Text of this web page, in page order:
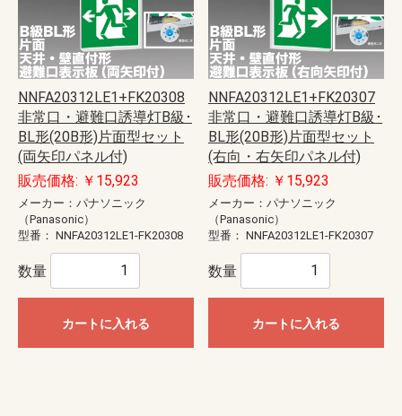
NNFA20312LE1+FK20308
非常口・避難口誘導灯B級･
BL形(20B形)片面型セット
(両矢印パネル付)
販売価格: ￥15,923
メーカー：パナソニック
（Panasonic）
型番： NNFA20312LE1-FK20308
数量
カートに入れる
NNFA20312LE1+FK20307
非常口・避難口誘導灯B級･
BL形(20B形)片面型セット
(右向・右矢印パネル付)
販売価格: ￥15,923
メーカー：パナソニック
（Panasonic）
型番： NNFA20312LE1-FK20307
数量
カートに入れる